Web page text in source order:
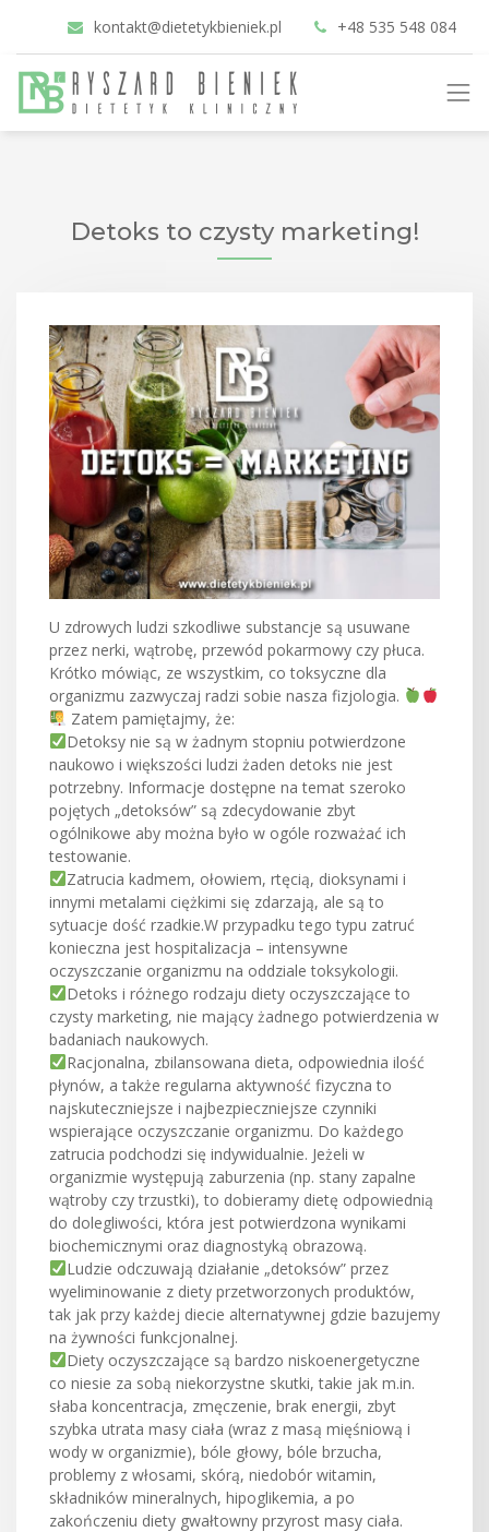
kontakt@dietetykbieniek.pl +48 535 548 084
Detoks to czysty marketing!
U zdrowych ludzi szkodliwe substancje są usuwane
przez nerki, wątrobę, przewód pokarmowy czy płuca.
Krótko mówiąc, ze wszystkim, co toksyczne dla
organizmu zazwyczaj radzi sobie nasza fizjologia.
Zatem pamiętajmy, że:
Detoksy nie są w żadnym stopniu potwierdzone
naukowo i większości ludzi żaden detoks nie jest
potrzebny. Informacje dostępne na temat szeroko
pojętych „detoksów” są zdecydowanie zbyt
ogólnikowe aby można było w ogóle rozważać ich
testowanie.
Zatrucia kadmem, ołowiem, rtęcią, dioksynami i
innymi metalami ciężkimi się zdarzają, ale są to
sytuacje dość rzadkie.W przypadku tego typu zatruć
konieczna jest hospitalizacja – intensywne
oczyszczanie organizmu na oddziale toksykologii.
Detoks i różnego rodzaju diety oczyszczające to
czysty marketing, nie mający żadnego potwierdzenia w
badaniach naukowych.
Racjonalna, zbilansowana dieta, odpowiednia ilość
płynów, a także regularna aktywność fizyczna to
najskuteczniejsze i najbezpieczniejsze czynniki
wspierające oczyszczanie organizmu. Do każdego
zatrucia podchodzi się indywidualnie. Jeżeli w
organizmie występują zaburzenia (np. stany zapalne
wątroby czy trzustki), to dobieramy dietę odpowiednią
do dolegliwości, która jest potwierdzona wynikami
biochemicznymi oraz diagnostyką obrazową.
Ludzie odczuwają działanie „detoksów” przez
wyeliminowanie z diety przetworzonych produktów,
tak jak przy każdej diecie alternatywnej gdzie bazujemy
na żywności funkcjonalnej.
Diety oczyszczające są bardzo niskoenergetyczne
co niesie za sobą niekorzystne skutki, takie jak m.in.
słaba koncentracja, zmęczenie, brak energii, zbyt
szybka utrata masy ciała (wraz z masą mięśniową i
wody w organizmie), bóle głowy, bóle brzucha,
problemy z włosami, skórą, niedobór witamin,
składników mineralnych, hipoglikemia, a po
zakończeniu diety gwałtowny przyrost masy ciała.